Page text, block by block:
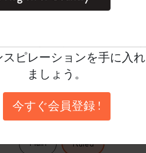
Select a color
Select a size
XS 6.5x10.5 cm
Select a layout
Plain Ruled
適用外。
ピレーションを手に入れ
ましょう。
今すぐ会員登録 !